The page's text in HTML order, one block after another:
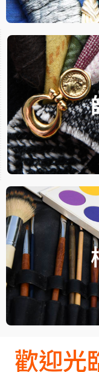
歡迎光